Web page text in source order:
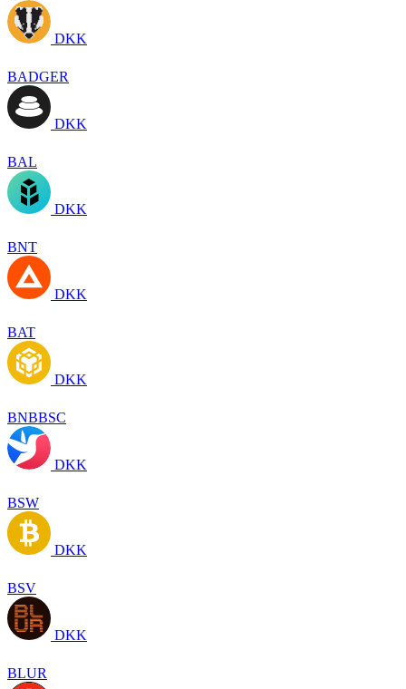
DKK
BADGER
DKK
BAL
DKK
BNT
DKK
BAT
DKK
BNBBSC
DKK
BSW
DKK
BSV
DKK
BLUR